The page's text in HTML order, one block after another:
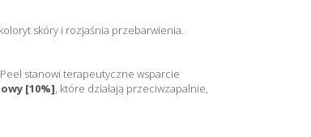
skóry i rozjaśnia przebarwienia.
stanowi terapeutyczne wsparcie
[10%], które działają przeciwzapalnie,